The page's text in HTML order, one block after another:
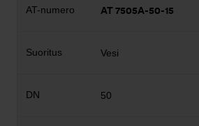
AT 7505A-50-15
Vesi
50